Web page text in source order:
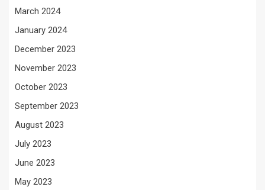
March 2024
January 2024
December 2023
November 2023
October 2023
September 2023
August 2023
July 2023
June 2023
May 2023